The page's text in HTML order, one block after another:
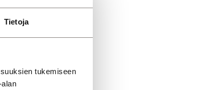
Tietoja
tukemiseen